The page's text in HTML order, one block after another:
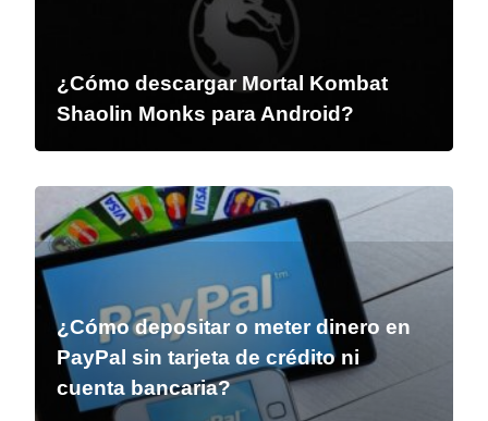
¿Cómo descargar Mortal Kombat
Shaolin Monks para Android?
¿Cómo depositar o meter dinero en
PayPal sin tarjeta de crédito ni
cuenta bancaria?